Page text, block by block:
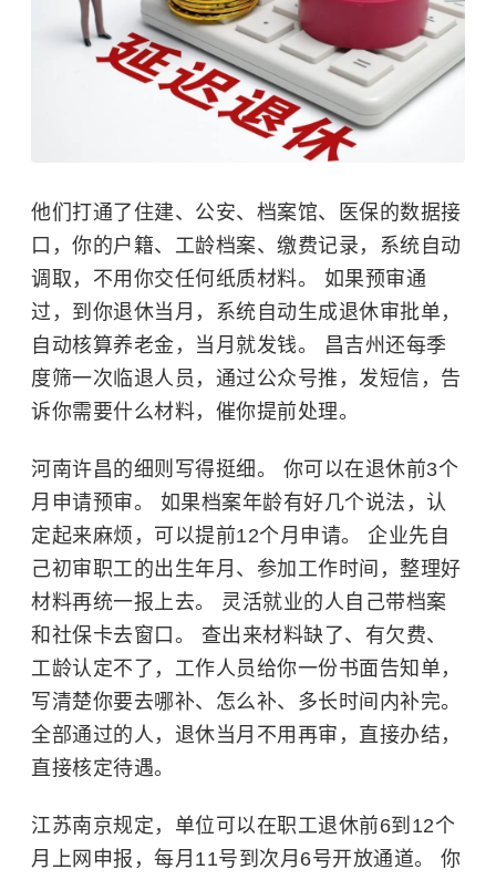
他们打通了住建、公安、档案馆、医保的数据接
口，你的户籍、工龄档案、缴费记录，系统自动
调取，不用你交任何纸质材料。 如果预审通
过，到你退休当月，系统自动生成退休审批单，
自动核算养老金，当月就发钱。 昌吉州还每季
度筛一次临退人员，通过公众号推，发短信，告
诉你需要什么材料，催你提前处理。
河南许昌的细则写得挺细。 你可以在退休前3个
月申请预审。 如果档案年龄有好几个说法，认
定起来麻烦，可以提前12个月申请。 企业先自
己初审职工的出生年月、参加工作时间，整理好
材料再统一报上去。 灵活就业的人自己带档案
和社保卡去窗口。 查出来材料缺了、有欠费、
工龄认定不了，工作人员给你一份书面告知单，
写清楚你要去哪补、怎么补、多长时间内补完。
全部通过的人，退休当月不用再审，直接办结，
直接核定待遇。
江苏南京规定，单位可以在职工退休前6到12个
月上网申报，每月11号到次月6号开放通道。 你